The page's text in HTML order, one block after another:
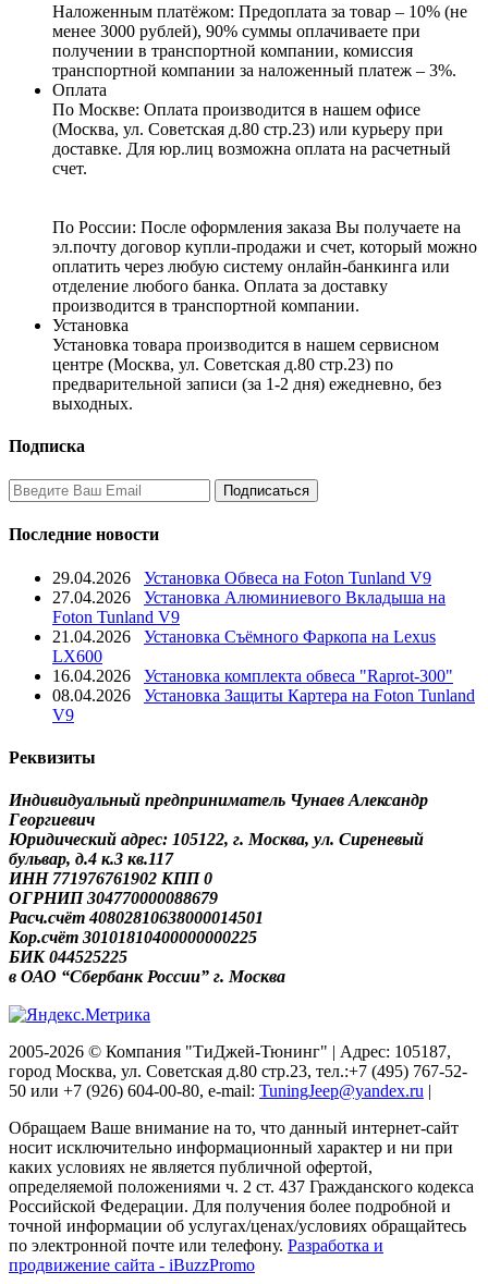
Наложенным платёжом: Предоплата за товар – 10% (не
менее 3000 рублей), 90% суммы оплачиваете при
получении в транспортной компании, комиссия
транспортной компании за наложенный платеж – 3%.
Оплата
По Москве: Оплата производится в нашем офисе
(Москва, ул. Советская д.80 стр.23) или курьеру при
доставке. Для юр.лиц возможна оплата на расчетный
счет.
По России: После оформления заказа Вы получаете на
эл.почту договор купли-продажи и счет, который можно
оплатить через любую систему онлайн-банкинга или
отделение любого банка. Оплата за доставку
производится в транспортной компании.
Установка
Установка товара производится в нашем сервисном
центре (Москва, ул. Советская д.80 стр.23) по
предварительной записи (за 1-2 дня) ежедневно, без
выходных.
Подписка
Последние новости
29.04.2026
Установка Обвеса на Foton Tunland V9
27.04.2026
Установка Алюминиевого Вкладыша на
Foton Tunland V9
21.04.2026
Установка Съёмного Фаркопа на Lexus
LX600
16.04.2026
Установка комплекта обвеса "Raprot-300"
08.04.2026
Установка Защиты Картера на Foton Tunland
V9
Реквизиты
Индивидуальный предприниматель Чунаев Александр
Георгиевич
Юридический адрес: 105122, г. Москва, ул. Сиреневый
бульвар, д.4 к.3 кв.117
ИНН 771976761902 КПП 0
ОГРНИП 304770000088679
Расч.счёт 40802810638000014501
Кор.счёт 30101810400000000225
БИК 044525225
в ОАО “Сбербанк России” г. Москва
2005-2026 © Компания "ТиДжей-Тюнинг" | Адрес: 105187,
город Москва, ул. Советская д.80 стр.23, тел.:+7 (495) 767-52-
50 или +7 (926) 604-00-80, e-mail: TuningJeep@yandex.ru |
Обращаем Ваше внимание на то, что данный интернет-сайт
носит исключительно информационный характер и ни при
каких условиях не является публичной офертой,
определяемой положениями ч. 2 ст. 437 Гражданского кодекса
Российской Федерации. Для получения более подробной и
точной информации об услугах/ценах/условиях обращайтесь
по электронной почте или телефону. Разработка и
продвижение сайта - iBuzzPromo